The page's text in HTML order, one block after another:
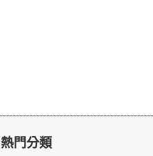
熱門分類